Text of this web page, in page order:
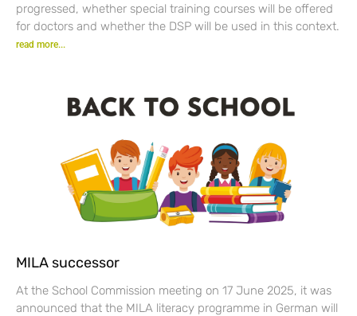
progressed, whether special training courses will be offered
for doctors and whether the DSP will be used in this context.
read more...
MILA successor
At the School Commission meeting on 17 June 2025, it was
announced that the MILA literacy programme in German will